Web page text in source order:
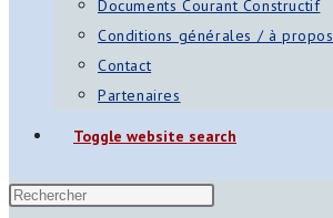
Documents Courant Constructif
Conditions générales / à propos
Contact
Partenaires
Toggle website search